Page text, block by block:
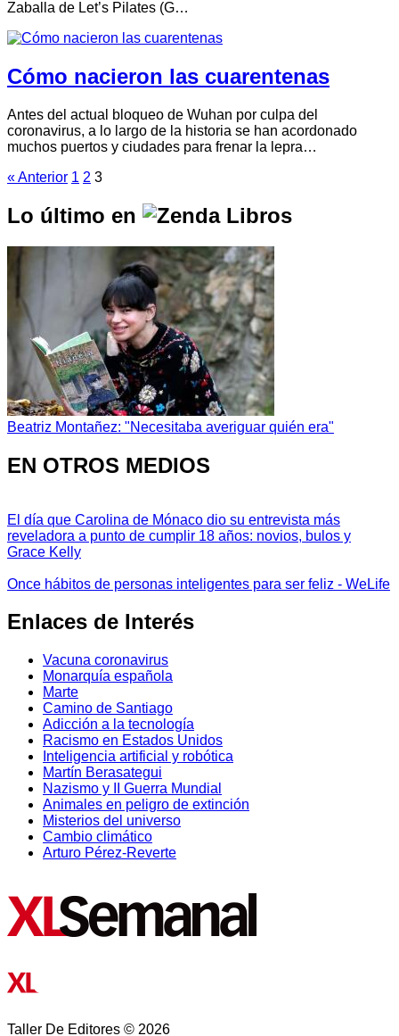
Zaballa de Let’s Pilates (G…
Cómo nacieron las cuarentenas
Antes del actual bloqueo de Wuhan por culpa del
coronavirus, a lo largo de la historia se han acordonado
muchos puertos y ciudades para frenar la lepra…
« Anterior 1 2 3
Lo último en
Beatriz Montañez: "Necesitaba averiguar quién era"
EN OTROS MEDIOS
El día que Carolina de Mónaco dio su entrevista más
reveladora a punto de cumplir 18 años: novios, bulos y
Grace Kelly
Once hábitos de personas inteligentes para ser feliz - WeLife
Enlaces de Interés
Vacuna coronavirus
Monarquía española
Marte
Camino de Santiago
Adicción a la tecnología
Racismo en Estados Unidos
Inteligencia artificial y robótica
Martín Berasategui
Nazismo y II Guerra Mundial
Animales en peligro de extinción
Misterios del universo
Cambio climático
Arturo Pérez-Reverte
Taller De Editores © 2026